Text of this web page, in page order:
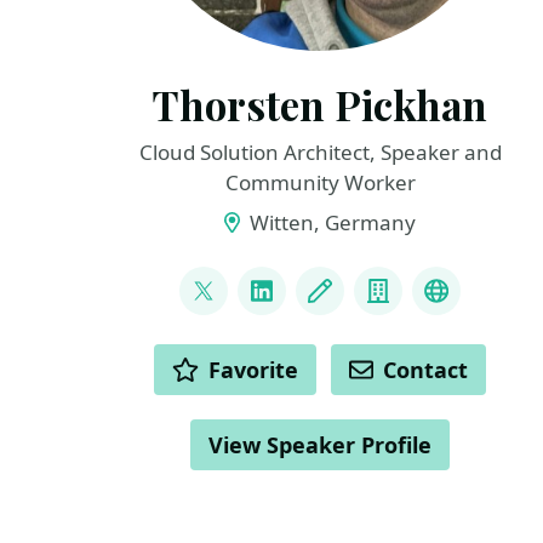
Thorsten Pickhan
Cloud Solution Architect, Speaker and
Community Worker
Witten, Germany
@tpickhan
LinkedInBlog CompanyBluesky
ACTIONS Favorite Contact
View Speaker Profile